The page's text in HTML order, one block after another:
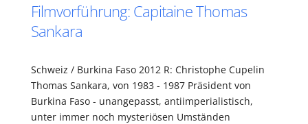
Filmvorführung: Capitaine Thomas
Sankara
Schweiz / Burkina Faso 2012 R: Christophe Cupelin
Thomas Sankara, von 1983 - 1987 Präsident von
Burkina Faso - unangepasst, antiimperialistisch,
unter immer noch mysteriösen Umständen